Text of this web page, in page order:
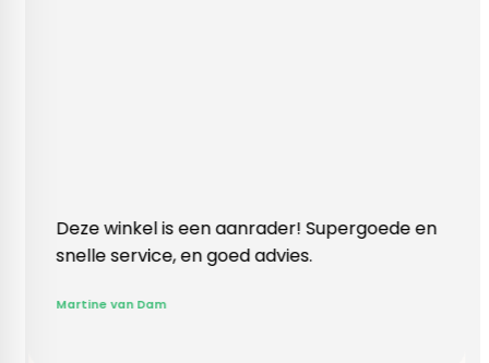
is een aanrader! Supergoede en
en goed advies.
Vlotte